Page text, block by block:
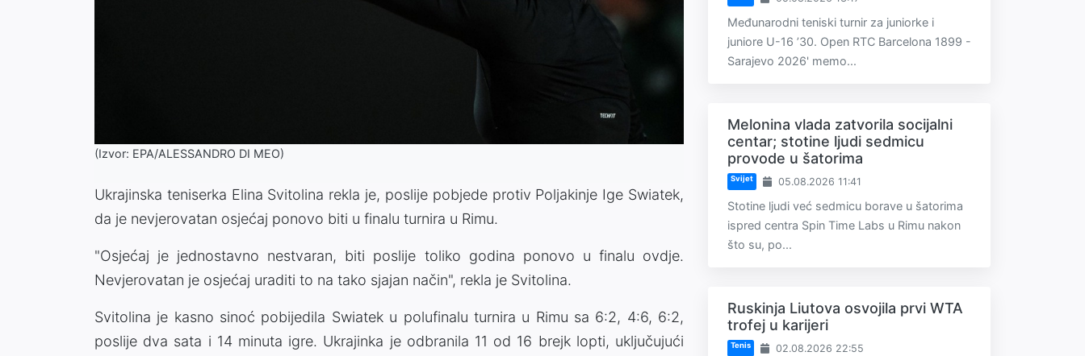
(Izvor: EPA/ALESSANDRO DI MEO)
Ukrajinska teniserka Elina Svitolina rekla je, poslije pobjede protiv Poljakinje Ige Swiatek,
da je nevjerovatan osjećaj ponovo biti u finalu turnira u Rimu.
"Osjećaj je jednostavno nestvaran, biti poslije toliko godina ponovo u finalu ovdje.
Nevjerovatan je osjećaj uraditi to na tako sjajan način", rekla je Svitolina.
Svitolina je kasno sinoć pobijedila Swiatek u polufinalu turnira u Rimu sa 6:2, 4:6, 6:2,
poslije dva sata i 14 minuta igre. Ukrajinka je odbranila 11 od 16 brejk lopti, uključujući
Međunarodni teniski turnir za juniorke i
juniore U-16 ’30. Open RTC Barcelona 1899 -
Sarajevo 2026' memo...
Melonina vlada zatvorila socijalni
centar; stotine ljudi sedmicu
provode u šatorima
Svijet 05.08.2026 11:41
Stotine ljudi već sedmicu borave u šatorima
ispred centra Spin Time Labs u Rimu nakon
što su, po...
Ruskinja Liutova osvojila prvi WTA
trofej u karijeri
Tenis 02.08.2026 22:55